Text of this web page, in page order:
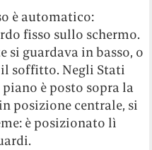
è automatico:
fisso sullo schermo.
si guardava in basso, o
soffitto. Negli Stati
è posto sopra la
posizione centrale, si
è posizionato lì